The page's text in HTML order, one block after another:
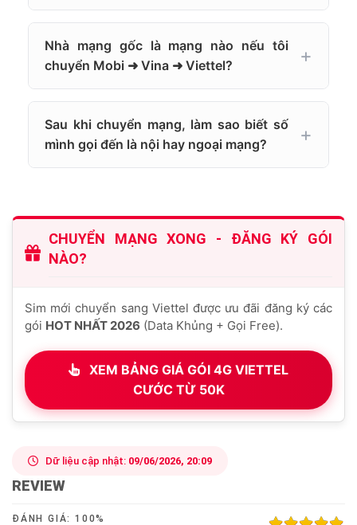
Nhà mạng gốc là mạng nào nếu tôi
chuyển Mobi ➜ Vina ➜ Viettel?
Sau khi chuyển mạng, làm sao biết số
mình gọi đến là nội hay ngoại mạng?
CHUYỂN MẠNG XONG - ĐĂNG KÝ GÓI
NÀO?
Sim mới chuyển sang Viettel được ưu đãi đăng ký các
gói HOT NHẤT 2026 (Data Khủng + Gọi Free).
XEM BẢNG GIÁ GÓI 4G VIETTEL
CƯỚC TỪ 50K
Dữ liệu cập nhật: 09/06/2026, 20:09
REVIEW
ĐÁNH GIÁ:100%